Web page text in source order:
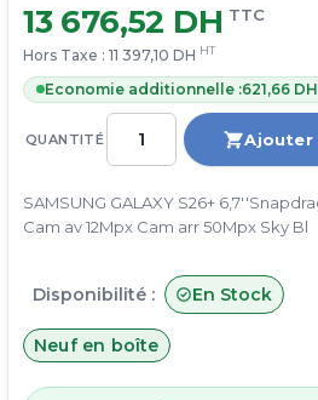
QUANTITÉ Ajouter
13 676,52 DH TTC
Hors Taxe : 11 397,10 DH HT
Economie additionnelle :621,66
SAMSUNG GALAXY S26+
Cam av 12Mpx Cam arr 50Mpx Sky Bl
Disponibilité : En Stock
Neuf en boîte